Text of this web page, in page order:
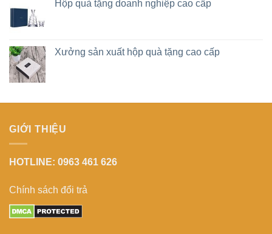
Hộp quà tặng doanh nghiệp cao cấp
Xưởng sản xuất hộp quà tặng cao cấp
GIỚI THIỆU
HOTLINE: 0963 461 626
Chính sách đổi trả